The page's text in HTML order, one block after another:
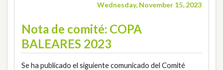
Wednesday, November 15, 2023
Nota de comité: COPA
BALEARES 2023
Se ha publicado el siguiente comunicado del Comité